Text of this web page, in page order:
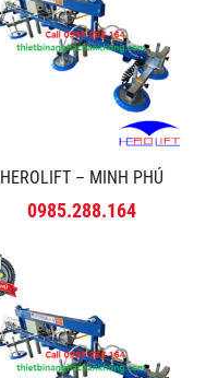
HEROLIFT – MINH PHÚ
0985.288.164